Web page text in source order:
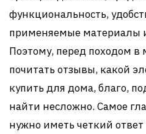
функциональность,
применяемые материалы
Поэтому, перед походом в
почитать отзывы, какой
купить для дома, благо,
найти несложно. Самое
нужно иметь четкий